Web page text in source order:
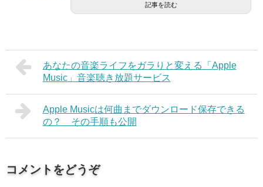
記事を読む
あなたの音楽ライフをガラりと変える「Apple
Music」音楽聴き放題サービス
Apple Musicは何曲までダウンロード保存できる
の？ その手順も公開
コメントをどうぞ